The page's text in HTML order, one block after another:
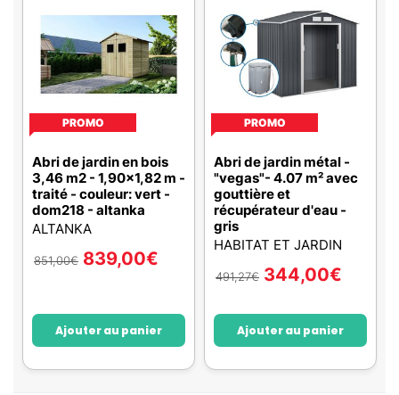
PROMO
Abri de jardin en bois
3,46 m2 - 1,90x1,82 m -
traité - couleur: vert -
dom218 - altanka
ALTANKA
851,00€ 839,00€
Ajouter au panier
PROMO
Abri de jardin métal -
"vegas"- 4.07 m² avec
gouttière et
récupérateur d'eau -
gris
HABITAT ET JARDIN
491,27€ 344,00€
Ajouter au panier